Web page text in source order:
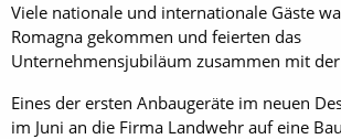
Viele nationale und internationale Gäste
Romagna gekommen und feierten das
Unternehmensjubiläum zusammen mit
Eines der ersten Anbaugeräte im neuen
im Juni an die Firma Landwehr auf eine